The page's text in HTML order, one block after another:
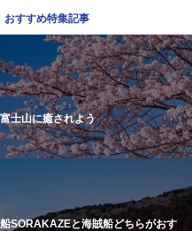
おすすめ特集記事
士山に癒されよう
SORAKAZEと海賊船どちらがおす